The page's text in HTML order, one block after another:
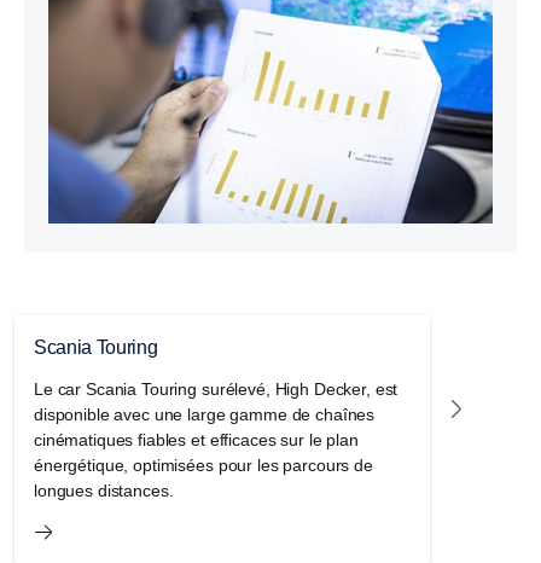
Scania Touring
Le car Scania Touring surélevé, High Decker, est
disponible avec une large gamme de chaînes
cinématiques fiables et efficaces sur le plan
énergétique, optimisées pour les parcours de
longues distances.